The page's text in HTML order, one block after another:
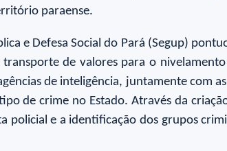
paraense.
e Defesa Social do Pará (Segup)
de valores para o
de inteligência, juntamente com
de crime no Estado. Através da
e a identificação dos grupos